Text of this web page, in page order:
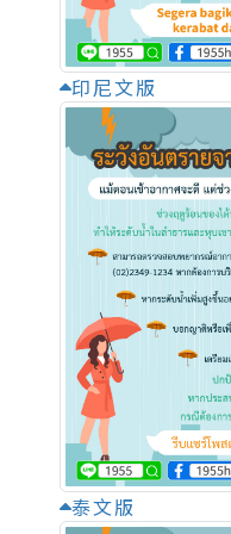
印尼文版
泰文版